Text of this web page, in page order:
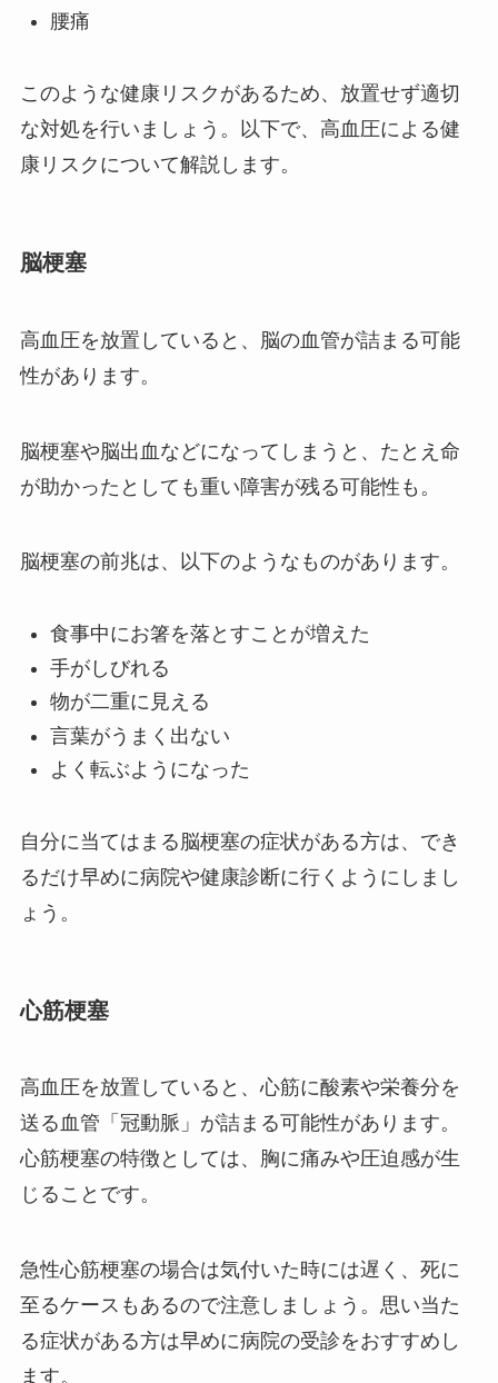
腰痛
このような健康リスクがあるため、放置せず適切
な対処を行いましょう。以下で、高血圧による健
康リスクについて解説します。
脳梗塞
高血圧を放置していると、脳の血管が詰まる可能
性があります。
脳梗塞や脳出血などになってしまうと、たとえ命
が助かったとしても重い障害が残る可能性も。
脳梗塞の前兆は、以下のようなものがあります。
食事中にお箸を落とすことが増えた
手がしびれる
物が二重に見える
言葉がうまく出ない
よく転ぶようになった
自分に当てはまる脳梗塞の症状がある方は、でき
るだけ早めに病院や健康診断に行くようにしまし
ょう。
心筋梗塞
高血圧を放置していると、心筋に酸素や栄養分を
送る血管「冠動脈」が詰まる可能性があります。
心筋梗塞の特徴としては、胸に痛みや圧迫感が生
じることです。
急性心筋梗塞の場合は気付いた時には遅く、死に
至るケースもあるので注意しましょう。思い当た
る症状がある方は早めに病院の受診をおすすめし
ます。